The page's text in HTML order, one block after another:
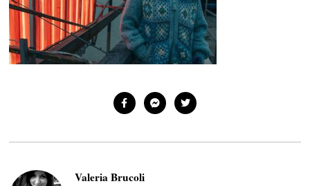
Valeria Brucoli